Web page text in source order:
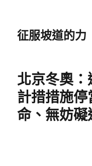
征服坡道的力
北京冬奧
計措措施
命、無妨礙